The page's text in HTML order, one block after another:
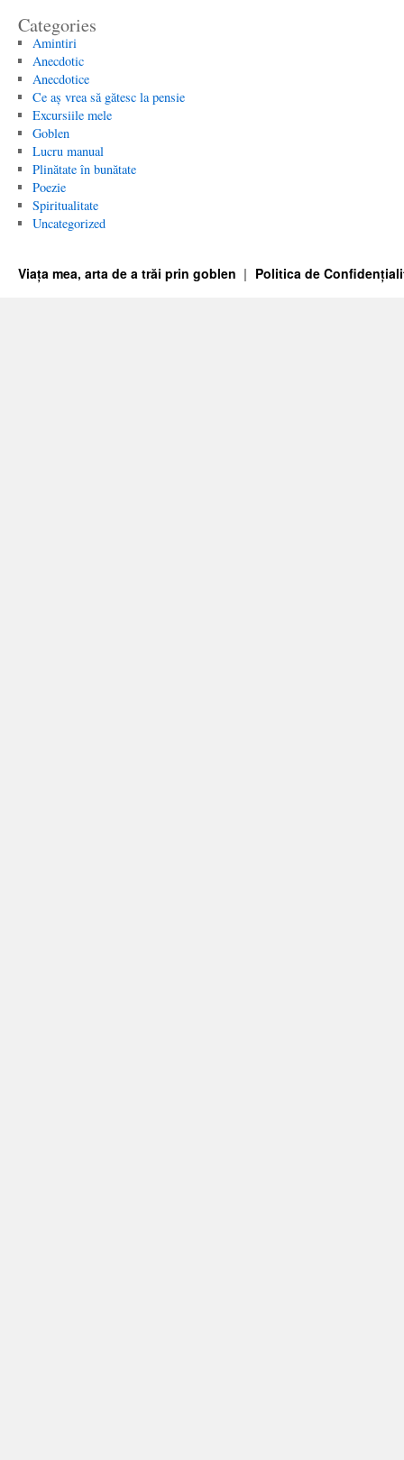
Categories
Amintiri
Anecdotic
Anecdotice
Ce aș vrea să gătesc la pensie
Excursiile mele
Goblen
Lucru manual
Plinătate în bunătate
Poezie
Spiritualitate
Uncategorized
Viața mea, arta de a trăi prin goblen Politica de